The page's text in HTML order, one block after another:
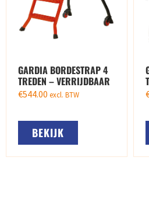
GARDIA BORDESTRAP 4
TREDEN – VERRIJDBAAR
€544.00 excl. BTW
BEKIJK